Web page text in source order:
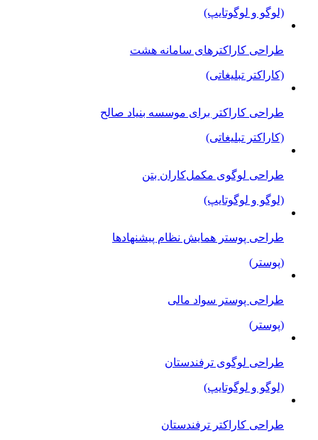
(لوگو و لوگوتایپ)
طراحی کاراکترهای سامانه هشت
(کاراکتر تبلیغاتی)
طراحی کاراکتر برای موسسه بنیاد صالح
(کاراکتر تبلیغاتی)
طراحی لوگوی مکمل‌کاران بتن
(لوگو و لوگوتایپ)
طراحی پوستر همایش نظام پیشنهادها
(پوستر)
طراحی پوستر سواد مالی
(پوستر)
طراحی لوگوی ترفندستان
(لوگو و لوگوتایپ)
طراحی کاراکتر ترفندستان